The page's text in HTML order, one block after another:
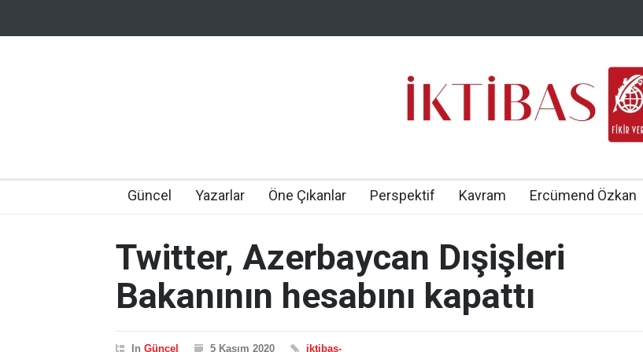
Güncel Yazarlar Öne Çıkanlar Perspektif Kavram Ercümend Özkan
Twitter, Azerbaycan Dışişleri
Bakanının hesabını kapattı
In Güncel 5 Kasım 2020 iktibas-